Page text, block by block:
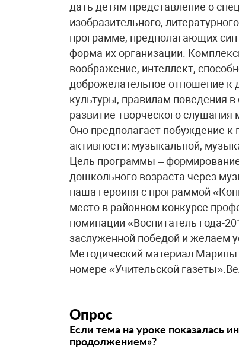
дать детям представление о
изобразительного,
программе, предполагающих
форма их организации.
воображение, интеллект,
доброжелательное отношение к
культуры, правилам поведения
развитие творческого
Оно предполагает побуждение
активности: музыкальной,
Цель программы –
дошкольного возраста через
наша героиня с программой
место в районном конкурсе
номинации «Воспитатель года-
заслуженной победой и желаем
Методический материал
номере «Учительской
Опрос
Если тема на уроке показалась
продолжением»?